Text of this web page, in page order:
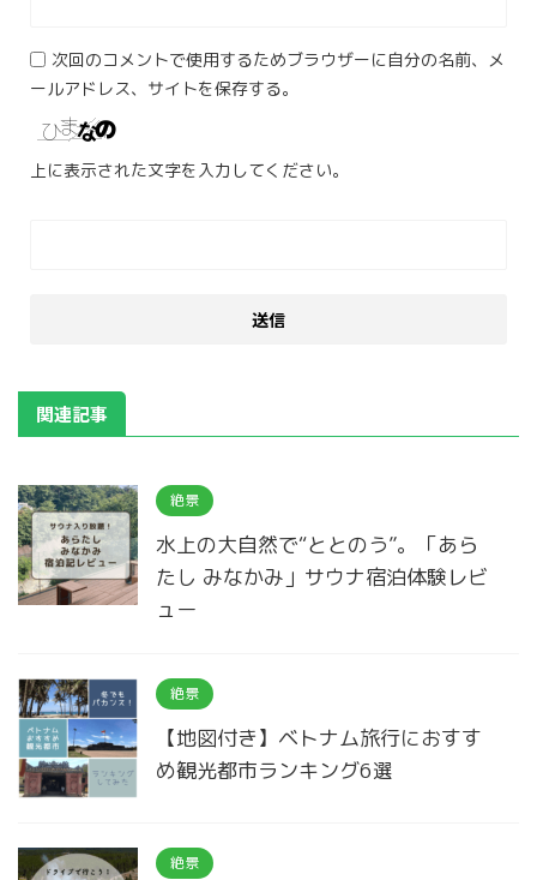
次回のコメントで使用するためブラウザーに自分の名前、メ
ールアドレス、サイトを保存する。
上に表示された文字を入力してください。
関連記事
絶景
水上の大自然で“ととのう”。「あら
たし みなかみ」サウナ宿泊体験レビ
ュー
絶景
【地図付き】ベトナム旅行におすす
め観光都市ランキング6選
絶景